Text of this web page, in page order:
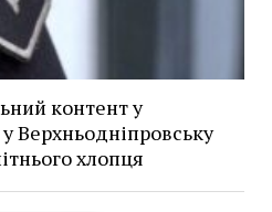
контент у
Верхньодніпровську
хлопця